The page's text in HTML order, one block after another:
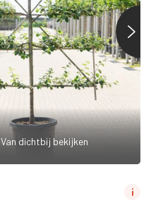
Van dichtbij bekijken